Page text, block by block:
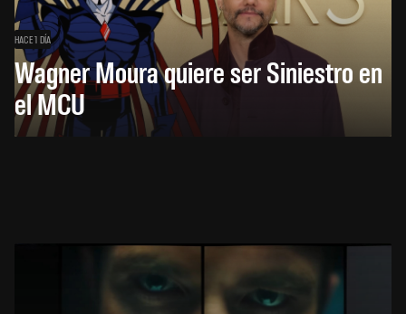
HACE 1 DÍA
Wagner Moura quiere ser Siniestro en
el MCU